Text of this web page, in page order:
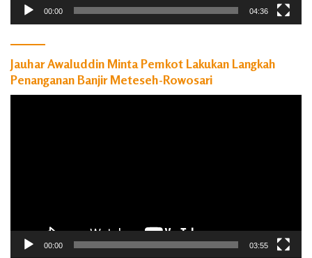
00:00 04:36
Jauhar Awaluddin Minta Pemkot Lakukan Langkah
Penanganan Banjir Meteseh-Rowosari
00:00 03:55